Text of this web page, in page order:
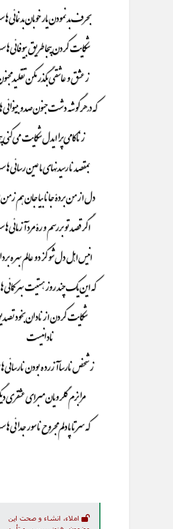
بحرف بد نمودن یار خوبان بد
شکایت کردن بیجا طریق
ز عشق و عاشقی بگذر مکن تقلید
که در هر گوشه دشت جنون صدو
ز ناکامی پرا ایدل شکایت می کنی
بمقصد نا رسیدنهای ما عین
دل از من بردۀ جانا بیا جان هم
اگر قصد تو بررسم و رۀ مرد
انیس اهل دل شو کز دو عالم بهره
که این یک چند روز هستیت بهر
شکایت کردن از نادان بخود
نادانیست
ز شخص نارسا آزرده بودن
مرا بزم گلرویان مبرای عشقری
که سر تا پا دلم مجروح نا سور
املاء، انشاء و صحت این